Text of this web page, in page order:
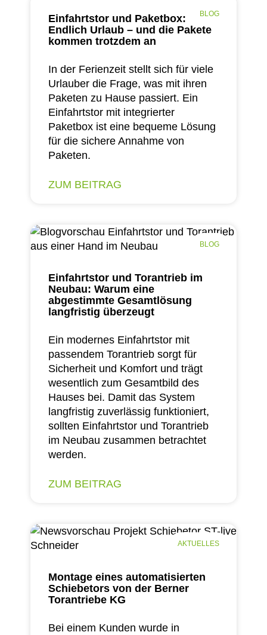
BLOG
Einfahrtstor und Paketbox:
Endlich Urlaub – und die Pakete
kommen trotzdem an
In der Ferienzeit stellt sich für viele
Urlauber die Frage, was mit ihren
Paketen zu Hause passiert. Ein
Einfahrtstor mit integrierter
Paketbox ist eine bequeme Lösung
für die sichere Annahme von
Paketen.
ZUM BEITRAG
BLOG
Einfahrtstor und Torantrieb im
Neubau: Warum eine
abgestimmte Gesamtlösung
langfristig überzeugt
Ein modernes Einfahrtstor mit
passendem Torantrieb sorgt für
Sicherheit und Komfort und trägt
wesentlich zum Gesamtbild des
Hauses bei. Damit das System
langfristig zuverlässig funktioniert,
sollten Einfahrtstor und Torantrieb
im Neubau zusammen betrachtet
werden.
ZUM BEITRAG
AKTUELLES
Montage eines automatisierten
Schiebetors von der Berner
Torantriebe KG
Bei einem Kunden wurde in